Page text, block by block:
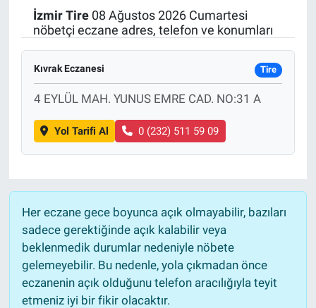
İzmir Tire08 Ağustos 2026 Cumartesi
nöbetçi eczane adres, telefon ve konumları
Kıvrak Eczanesi Tire
4 EYLÜL MAH. YUNUS EMRE CAD. NO:31 A
Yol Tarifi Al 0 (232) 511 59 09
Her eczane gece boyunca açık olmayabilir, bazıları
sadece gerektiğinde açık kalabilir veya
beklenmedik durumlar nedeniyle nöbete
gelemeyebilir. Bu nedenle, yola çıkmadan önce
eczanenin açık olduğunu telefon aracılığıyla teyit
etmeniz iyi bir fikir olacaktır.
Politika
Bilecik
Kütahya
Gezi
Yerel
Magazin